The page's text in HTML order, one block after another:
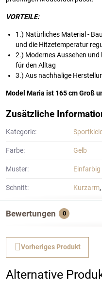
VORTEILE:
1.) Natürliches Material -
und die Hitzetemperatur
2.) Modernes Aussehen und
für den Alltag
3.) Aus nachhalige
Model Maria ist 165 cm Groß
Zusätzliche
Kategorie:
Farbe: Gelb
Muster: Einfarbig
Schnitt: Kurzarm,
Bewertungen 0
Vorheriges Produkt
Alternative